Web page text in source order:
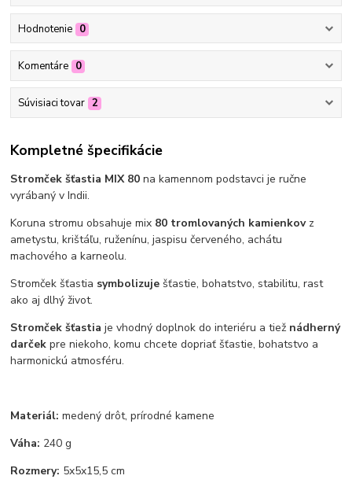
Hodnotenie 0
Komentáre 0
Súvisiaci tovar 2
Kompletné špecifikácie
Stromček šťastia MIX 80na kamennom podstavci je ručne
vyrábaný v Indii.
Koruna stromu obsahuje mix 80 tromlovaných kamienkovz
ametystu, krištáľu, ruženínu, jaspisu červeného, achátu
machového a karneolu.
Stromček šťastia symbolizuje šťastie, bohatstvo, stabilitu, rast
ako aj dlhý život.
Stromček šťastiaje vhodný doplnok do interiéru a tiež nádherný
darček pre niekoho, komu chcete dopriať šťastie, bohatstvo a
harmonickú atmosféru.
Materiál: medený drôt, prírodné kamene
Váha: 240 g
Rozmery: 5x5x15,5 cm